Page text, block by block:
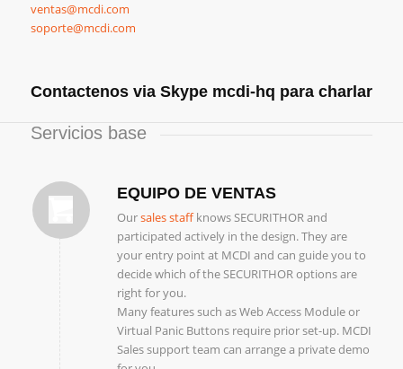
ventas@mcdi.com
soporte@mcdi.com
Contactenos via Skype mcdi-hq para charlar
Servicios base
EQUIPO DE VENTAS
Oursales staffknows SECURITHOR and
participated actively in the design. They are
your entry point at MCDI and can guide you to
decide which of the SECURITHOR options are
right for you.
Many features such as Web Access Module or
Virtual Panic Buttons require prior set-up. MCDI
Sales support team can arrange a private demo